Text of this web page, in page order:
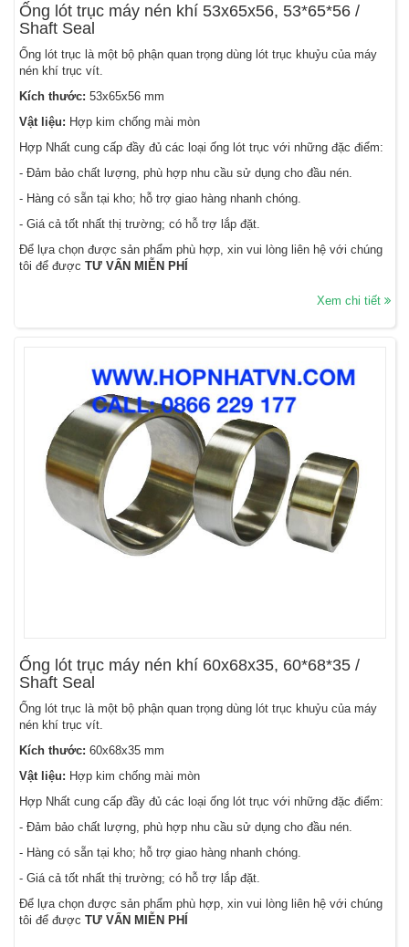
Ống lót trục máy nén khí 53x65x56, 53*65*56 /
Shaft Seal
Ống lót trục là một bộ phận quan trọng dùng lót trục khuỷu của máy
nén khí trục vít.
Kích thước: 53x65x56 mm
Vật liệu: Hợp kim chống mài mòn
Hợp Nhất cung cấp đầy đủ các loại ống lót trục với những đặc điểm:
- Đảm bảo chất lượng, phù hợp nhu cầu sử dụng cho đầu nén.
- Hàng có sẵn tại kho; hỗ trợ giao hàng nhanh chóng.
- Giá cả tốt nhất thị trường; có hỗ trợ lắp đặt.
Để lựa chọn được sản phẩm phù hợp, xin vui lòng liên hệ với chúng
tôi để được TƯ VẤN MIỄN PHÍ
Xem chi tiết
Ống lót trục máy nén khí 60x68x35, 60*68*35 /
Shaft Seal
Ống lót trục là một bộ phận quan trọng dùng lót trục khuỷu của máy
nén khí trục vít.
Kích thước: 60x68x35 mm
Vật liệu: Hợp kim chống mài mòn
Hợp Nhất cung cấp đầy đủ các loại ống lót trục với những đặc điểm:
- Đảm bảo chất lượng, phù hợp nhu cầu sử dụng cho đầu nén.
- Hàng có sẵn tại kho; hỗ trợ giao hàng nhanh chóng.
- Giá cả tốt nhất thị trường; có hỗ trợ lắp đặt.
Để lựa chọn được sản phẩm phù hợp, xin vui lòng liên hệ với chúng
tôi để được TƯ VẤN MIỄN PHÍ